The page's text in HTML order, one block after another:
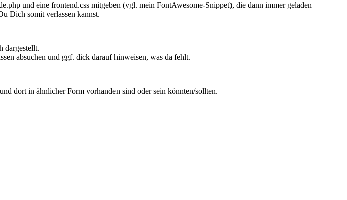
und eine frontend.css mitgeben (vgl. mein FontAwesome-Snippet), die dann immer geladen
Dich somit verlassen kannst.
dargestellt.
absuchen und ggf. dick darauf hinweisen, was da fehlt.
dort in ähnlicher Form vorhanden sind oder sein könnten/sollten.